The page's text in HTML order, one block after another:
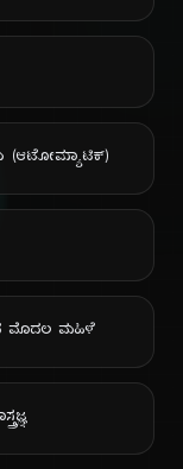
(ಆಟೋಮ್ಯಾಟಿಕ್)
ಮೊದಲ ಮಹಿಳೆ